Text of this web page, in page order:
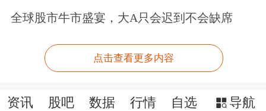
不是经济学家了，而是一个小丑！》的
全球股市牛市盛宴，大A只会迟到不会缺席
点击查看更多内容
资讯 股吧 数据 行情 自选 导航